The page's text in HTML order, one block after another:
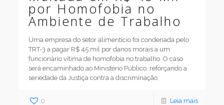
por Homofobia no
Ambiente de Trabalho
Uma empresa do setor alimentício foi condenada pelo
TRT-3 a pagar R$ 45 mil por danos morais a um
funcionário vítima de homofobia no trabalho. O caso
será encaminhado ao Ministério Público, reforçando a
seriedade da Justiça contra a discriminação.
0 Leia mais